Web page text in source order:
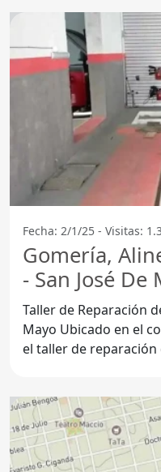
Fecha: 2/1/25 - Visitas:
Gomería,
- San José De
Taller de Reparación
Mayo Ubicado en el corazón de San José de Mayo,
el taller de